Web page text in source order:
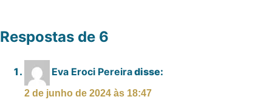
Respostas de 6
Eva Eroci Pereiradisse:
2 de junho de 2024 às 18:47